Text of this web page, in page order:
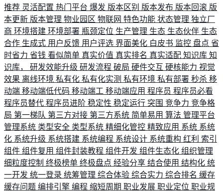
推荐 灵活配置 热门平台 爆发 版本区别 版本发布 版本回滚 版
本更新 版本管理 物业园区 物联网 特色功能 状态管理 独立厂
商 环境搭建 环境部署 瓶颈定位 生产管理 生态 生态伙伴 生态
合作 生成式 用户反馈 用户评选 界面美化 白皮书 监控 盘点 省
时省力 省钱 看似简单 真实价值 真实排名 真实适配 知识库 知
识库， 研发效能升级 研发流程 破局 硬件交互 硬核能力 视觉
效果 离线环境 私有化 私有化实测 私有环境 私有部署 秒杀 移
动端 移动端低代码 移动端工 移动端应用 程序员 程序员必看
程序员替代 程序员进阶 稳定性 稳定运行 突围 竞争力 竞争格
局 第一梯队 第三方对接 第三方系统 简单易用 算法 管理平台
管理系统 类型安全 类型系统 精细化管控 精致应用 系统 系统
化 系统升级 系统搭建 系统编程 系统设计 系统重构 红利 索引
组件 组件复用 组件封装教程 组件开发 组件生态化 组织管理
细粒度控制 终极榜单 终极盘点 经验分享 结合使用 结构化 统
一开发 统一登录 统筹管理 综合体验 综合实力 综合排名 缓存
缓存问题 编排引擎 编程 缩短周期 职业发展 职业定位 职业规